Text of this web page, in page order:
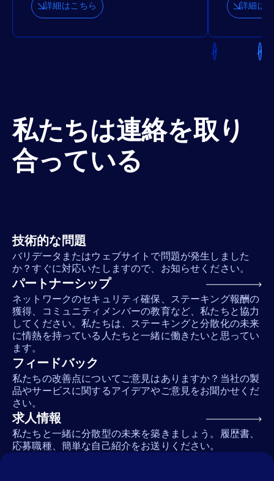
詳細はこちら 詳細は
私たちは連絡を取り
合っている
技術的な問題
バリデータまたはウェブサイトで問題が発生しました
か？すぐに対応いたしますので、お知らせください。
パートナーシップ
ネットワークのセキュリティ確保、ステーキング報酬の
獲得、コミュニティメンバーの教育など、私たちと協力
してください。私たちは、ステーキングと分散化の未来
に情熱を持っている人たちと一緒に働きたいと思ってい
ます。
フィードバック
私たちの改善点についてご意見はありますか？当社の製
品やサービスに関するアイデアやご意見をお聞かせくだ
さい。
求人情報
私たちと一緒に分散型の未来を築きましょう。履歴書、
応募職種、簡単な自己紹介をお送りください。